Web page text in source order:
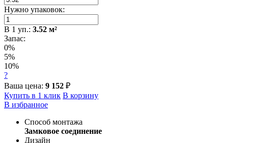
Нужно упаковок:
В 1 уп.: 3.52 м²
Запас:
0%
5%
10%
?
Ваша цена: 9 152 ₽
Купить в 1 клик В корзину
В избранное
Способ монтажа
Замковое соединение
Дизайн